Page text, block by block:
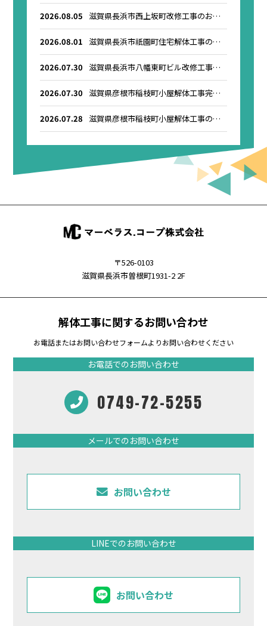
2026.08.05
滋賀県長浜市西上坂町改修工事のお知
らせ
2026.08.01
滋賀県長浜市祇園町住宅解体工事のお
知らせ
2026.07.30
滋賀県長浜市八幡東町ビル改修工事の
お知らせ
2026.07.30
滋賀県彦根市稲枝町小屋解体工事完了
のお知らせ
2026.07.28
滋賀県彦根市稲枝町小屋解体工事のお
知らせ
〒526-0103
滋賀県長浜市曽根町1931-2 2F
解体工事に関するお問い合わせ
お電話またはお問い合わせフォームよりお問い合わせください
お電話でのお問い合わせ
0749-72-5255
メールでのお問い合わせ
お問い合わせ
LINEでのお問い合わせ
お問い合わせ